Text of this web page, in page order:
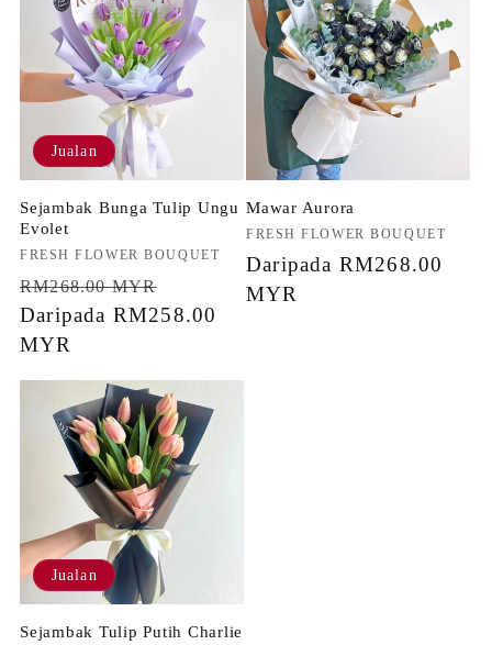
Jualan
Sejambak Bunga Tulip Ungu
Evolet
Penjual:
FRESH FLOWER BOUQUET
Harga
biasa
RM268.00 MYR
jualan
Daripada RM258.00
MYR
Mawar Aurora
Penjual:
FRESH FLOWER BOUQUET
Harga
biasa
Daripada RM268.00
MYR
Jualan
Sejambak Tulip Putih Charlie